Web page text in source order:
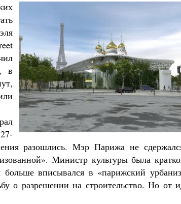
в
разошлись. Мэр Парижа не
Министр культуры была
вписывался в «парижский
о разрешении на строительство. Но от